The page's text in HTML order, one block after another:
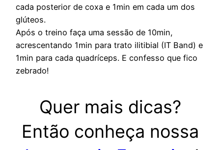
cada posterior de coxa e 1min em cada um dos
glúteos.
Após o treino faça uma sessão de 10min,
acrescentando 1min para trato ilitibial (IT Band) e
1min para cada quadríceps. E confesso que fico
zebrado!
Quer mais dicas?
Então conheça nossa